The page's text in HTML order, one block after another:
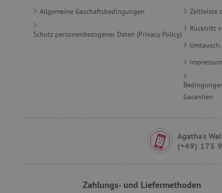
Allgemeine Geschäftsbedingungen
Schutz personenbezogener Daten (Privacy Policy)
Zeitleiste
Rücktritt
Impressum
Garantien
Agatha's
(+49) 175
Zahlungs- und Liefermethoden